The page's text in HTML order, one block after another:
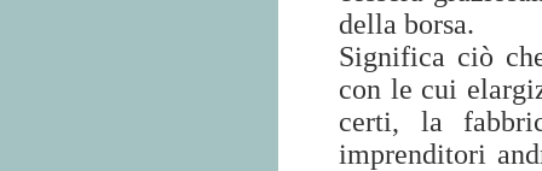
della borsa.
Significa ciò
con le cui
certi, la
imprenditori